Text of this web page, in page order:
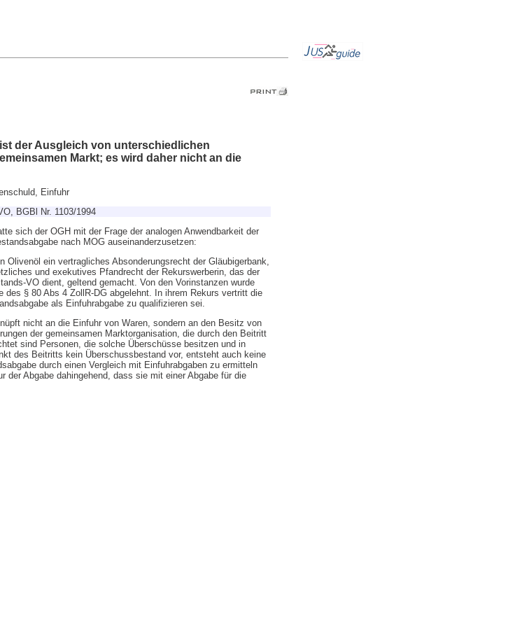
der Ausgleich von unterschiedlichen
Markt; es wird daher nicht an die
Einfuhr
BGBl Nr. 1103/1994
sich der OGH mit der Frage der analogen Anwendbarkeit der
nach MOG auseinanderzusetzen:
Olivenöl ein vertragliches Absonderungsrecht der Gläubigerbank,
und exekutives Pfandrecht der Rekurswerberin, das der
VO dient, geltend gemacht. Von den Vorinstanzen wurde
§ 80 Abs 4 ZollR-DG abgelehnt. In ihrem Rekurs vertritt die
als Einfuhrabgabe zu qualifizieren sei.
nicht an die Einfuhr von Waren, sondern an den Besitz von
der gemeinsamen Marktorganisation, die durch den Beitritt
sind Personen, die solche Überschüsse besitzen und in
des Beitritts kein Überschussbestand vor, entsteht auch keine
durch einen Vergleich mit Einfuhrabgaben zu ermitteln
Abgabe dahingehend, dass sie mit einer Abgabe für die